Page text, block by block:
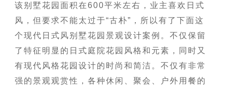
该别墅花园面积在600平米左右，业主喜欢日式
风，但要求不能太过于“古朴”，所以有了下面这
个现代日式风别墅花园景观设计案例。不仅保留
了特征明显的日式庭院花园风格和元素，同时又
有现代风格花园设计的时尚和简洁。不仅有非常
强的景观观赏性，各种休闲、聚会、户外用餐的